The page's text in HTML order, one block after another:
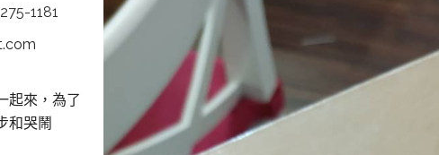
1181
起來，為了
和哭鬧